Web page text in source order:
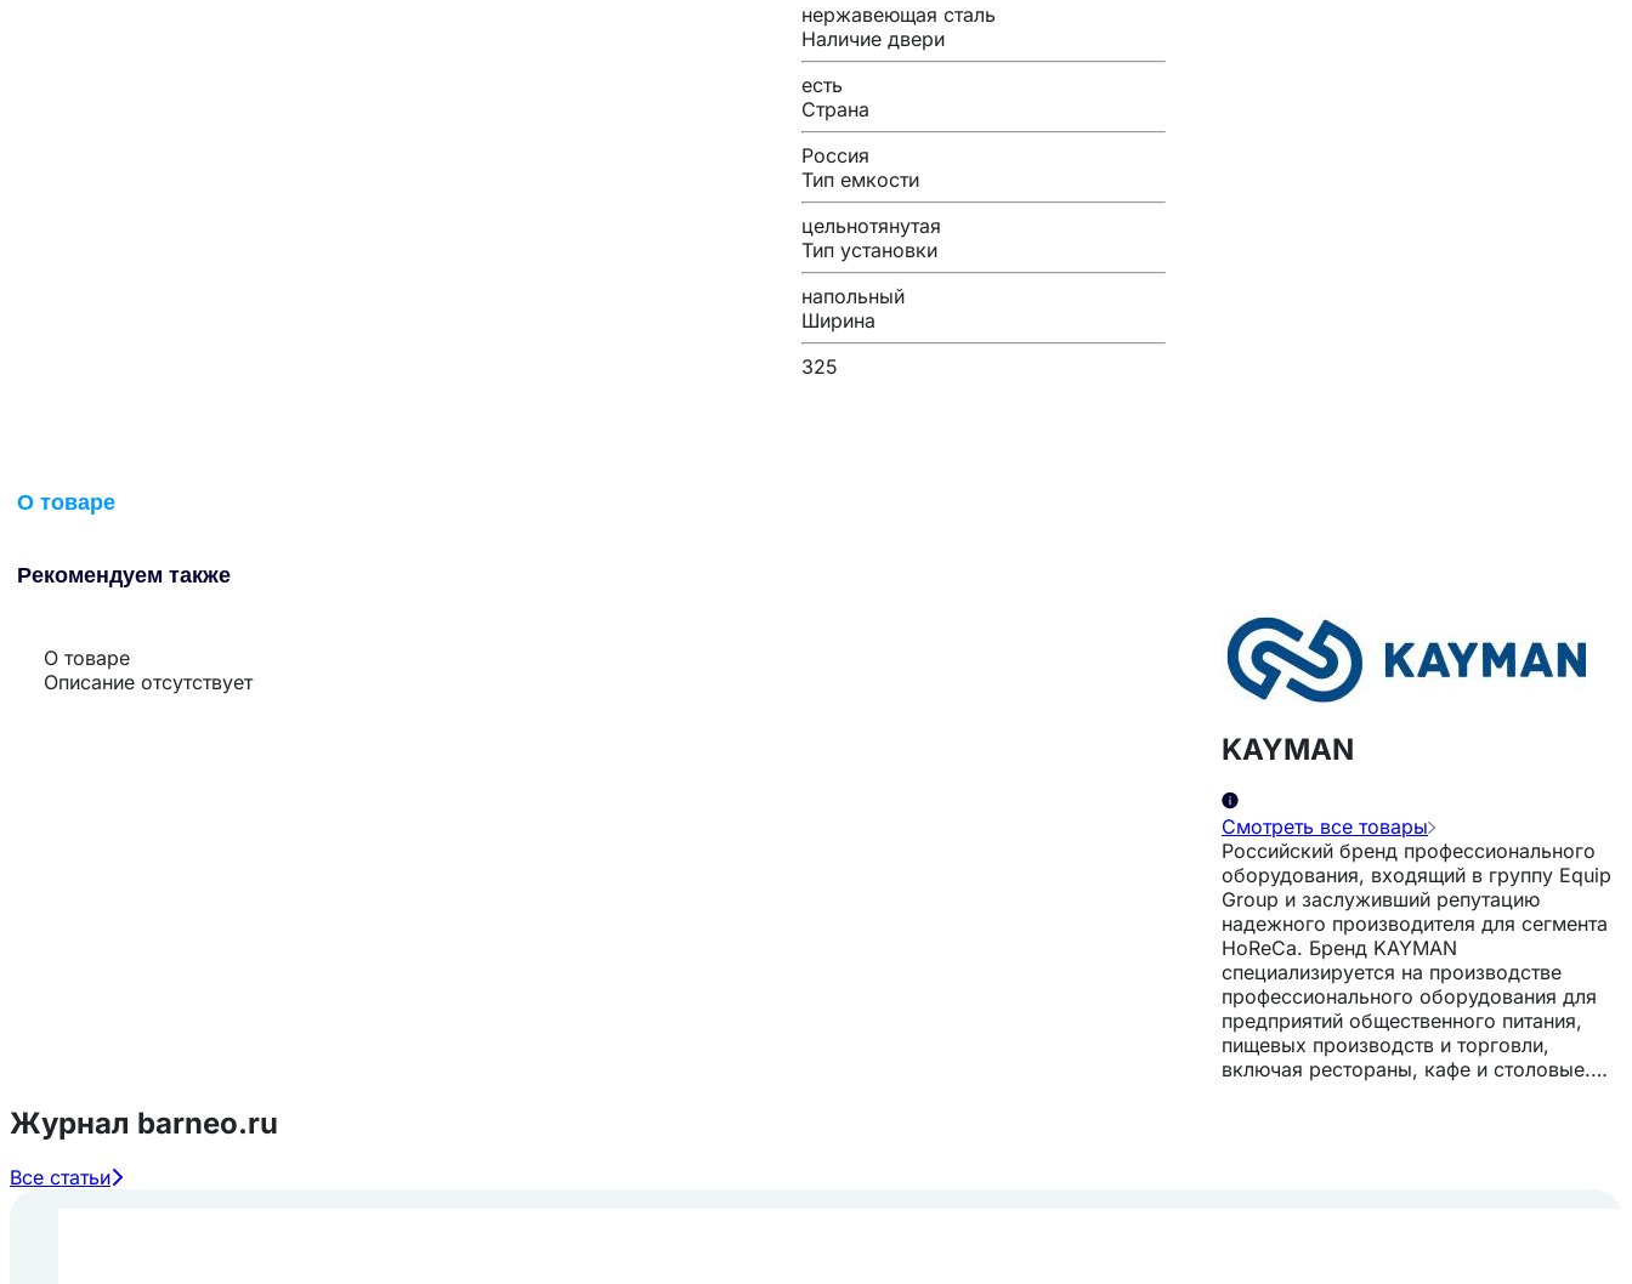
нержавеющая сталь
Наличие двери
есть
Страна
Россия
Тип емкости
цельнотянутая
Тип установки
напольный
Ширина
325
О товаре
Рекомендуем также
О товаре
Описание отсутствует
KAYMAN
Смотреть все товары
Российский бренд профессионального
оборудования, входящий в группу Equip
Group и заслуживший репутацию
надежного производителя для сегмента
HoReCa. Бренд KAYMAN
специализируется на производстве
профессионального оборудования для
предприятий общественного питания,
пищевых производств и торговли,
включая рестораны, кафе и столовые.
Журнал barneo.ru
Все статьи